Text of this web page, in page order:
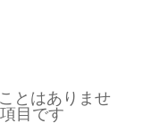
とはありませ
目です